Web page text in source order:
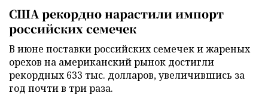
США рекордно нарастили импорт
российских семечек
В июне поставки российских семечек и жареных
орехов на американский рынок достигли
рекордных 633 тыс. долларов, увеличившись за
год почти в три раза.